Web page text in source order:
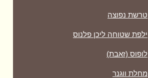
טרשת נפוצה
ילפת שטוחה ליכן פלנוס
לופוס (זאבת)
מחלת ווגנר